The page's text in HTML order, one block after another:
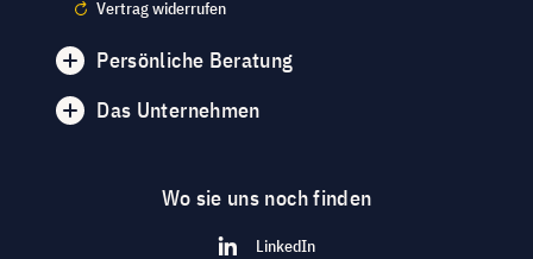
Vertrag widerrufen
Persönliche Beratung
Das Unternehmen
Wo sie uns noch finden
LinkedIn